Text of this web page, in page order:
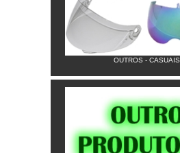
OUTROS - CASUAIS